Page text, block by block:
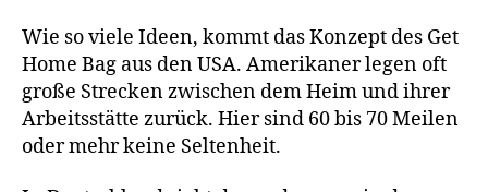
Wie so viele Ideen, kommt das Konzept des Get
Home Bag aus den USA. Amerikaner legen oft
große Strecken zwischen dem Heim und ihrer
Arbeitsstätte zurück. Hier sind 60 bis 70 Meilen
oder mehr keine Seltenheit.